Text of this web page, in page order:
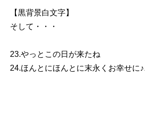
【黒背景白文字】
そして・・・
23.やっとこの日が来たね
24.ほんとにほんとに末永くお幸せに